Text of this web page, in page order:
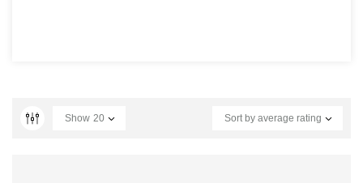
Sort by average rating
Show 20